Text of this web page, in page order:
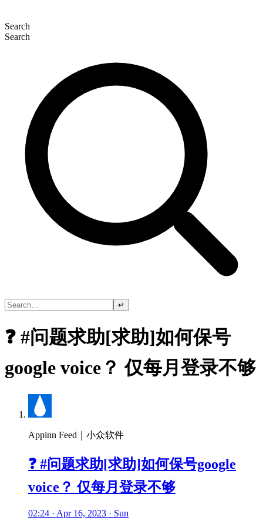
Search
Search
↵
❓ #问题求助[求助]如何保号
google voice？ 仅每月登录不够
Appinn Feed｜小众软件
❓ #问题求助[求助]如何保号google
voice？ 仅每月登录不够
02:24 · Apr 16, 2023 · Sun